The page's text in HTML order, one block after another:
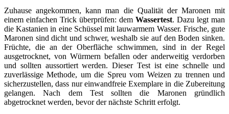
Zuhause angekommen, kann man die Qualität der Maronen mit
einem einfachen Trick überprüfen: dem Wassertest. Dazu legt man
die Kastanien in eine Schüssel mit lauwarmem Wasser. Frische, gute
Maronen sind dicht und schwer, weshalb sie auf den Boden sinken.
Früchte, die an der Oberfläche schwimmen, sind in der Regel
ausgetrocknet, von Würmern befallen oder anderweitig verdorben
und sollten aussortiert werden. Dieser Test ist eine schnelle und
zuverlässige Methode, um die Spreu vom Weizen zu trennen und
sicherzustellen, dass nur einwandfreie Exemplare in die Zubereitung
gelangen. Nach dem Test sollten die Maronen gründlich
abgetrocknet werden, bevor der nächste Schritt erfolgt.